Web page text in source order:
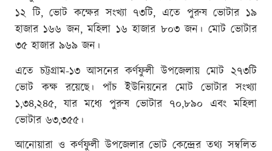
১২ টি, ভোট কক্ষের সংখ্যা ৭৩টি, এতে পুরুষ ভোটার ১৯
হাজার ১৬৬ জন, মহিলা ১৬ হাজার ৮০৩ জন। মোট ভোটার
৩৫ হাজার ৯৬৯ জন।
এতে চট্টগ্রাম-১৩ আসনের কর্ণফুলী উপজেলায় মোট ২৭৩টি
ভোট কক্ষ রয়েছে। পাঁচ ইউনিয়নের মোট ভোটার সংখ্যা
১,৩৪,২৪৫, যার মধ্যে পুরুষ ভোটার ৭০,৮৯০ এবং মহিলা
ভোটার ৬৩,৩৫৫।
আনোয়ারা ও কর্ণফুলী উপজেলার ভোট কেন্দ্রের তথ্য সম্বলিত